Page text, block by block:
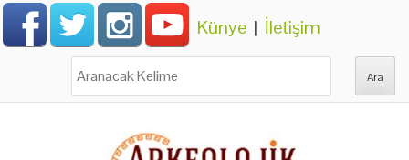
Künye | İletişim